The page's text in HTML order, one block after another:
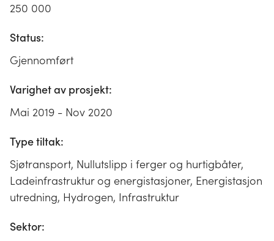
250 000
Status:
Gjennomført
Varighet av prosjekt:
Mai 2019 - Nov 2020
Type tiltak:
Sjøtransport, Nullutslipp i ferger og hurtigbåter,
Ladeinfrastruktur og energistasjoner, Energistasjon
utredning, Hydrogen, Infrastruktur
Sektor: